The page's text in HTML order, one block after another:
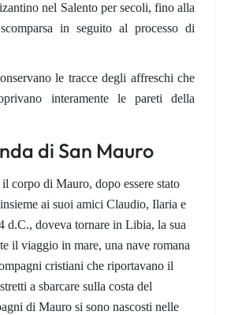
nel Salento per secoli, fino alla
in seguito al processo di
le tracce degli affreschi che
interamente le pareti della
di San Mauro
corpo di Mauro, dopo essere stato
ai suoi amici Claudio, Ilaria e
d.C., doveva tornare in Libia, la sua
il viaggio in mare, una nave romana
cristiani che riportavano il
a sbarcare sulla costa del
di Mauro si sono nascosti nelle